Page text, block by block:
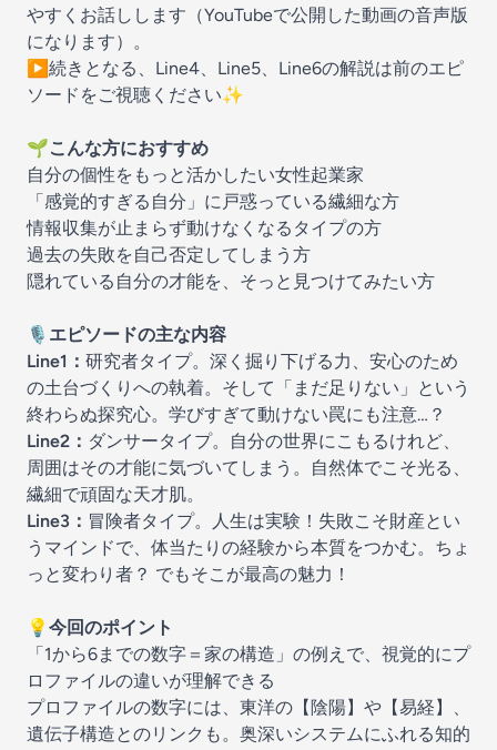
やすくお話しします（YouTubeで公開した動画の音声版
になります）。
▶続きとなる、Line4、Line5、Line6の解説は前のエピ
ソードをご視聴ください✨️
🌱こんな方におすすめ
自分の個性をもっと活かしたい女性起業家
「感覚的すぎる自分」に戸惑っている繊細な方
情報収集が止まらず動けなくなるタイプの方
過去の失敗を自己否定してしまう方
隠れている自分の才能を、そっと見つけてみたい方
🎙エピソードの主な内容
Line1： 研究者タイプ。深く掘り下げる力、安心のため
の土台づくりへの執着。そして「まだ足りない」という
終わらぬ探究心。学びすぎて動けない罠にも注意…？
Line2： ダンサータイプ。自分の世界にこもるけれど、
周囲はその才能に気づいてしまう。自然体でこそ光る、
繊細で頑固な天才肌。
Line3： 冒険者タイプ。人生は実験！失敗こそ財産とい
うマインドで、体当たりの経験から本質をつかむ。ちょ
っと変わり者？ でもそこが最高の魅力！
💡今回のポイント
「1から6までの数字＝家の構造」の例えで、視覚的にプ
ロファイルの違いが理解できる
プロファイルの数字には、東洋の【陰陽】や【易経】、
遺伝子構造とのリンクも。奥深いシステムにふれる知的